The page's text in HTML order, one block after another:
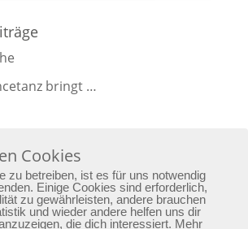
bringt …
Cookies
zu betreiben, ist es für uns notwendig
Einige Cookies sind erforderlich,
zu gewährleisten, andere brauchen
und wieder andere helfen uns dir
die dich interessiert. Mehr